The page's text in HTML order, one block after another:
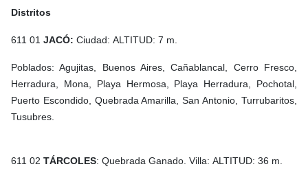
Distritos
611 01 JACÓ: Ciudad: ALTITUD: 7 m.
Poblados: Agujitas, Buenos Aires, Cañablancal, Cerro Fresco,
Herradura, Mona, Playa Hermosa, Playa Herradura, Pochotal,
Puerto Escondido, Quebrada Amarilla, San Antonio, Turrubaritos,
Tusubres.
611 02 TÁRCOLES: Quebrada Ganado. Villa: ALTITUD: 36 m.